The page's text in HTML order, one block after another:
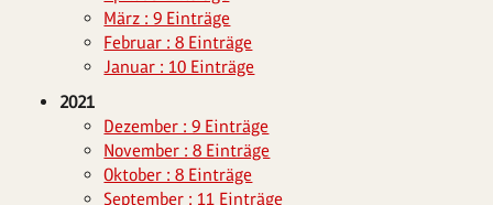
März : 9 Einträge
Februar : 8 Einträge
Januar : 10 Einträge
2021
Dezember : 9 Einträge
November : 8 Einträge
Oktober : 8 Einträge
September : 11 Einträge